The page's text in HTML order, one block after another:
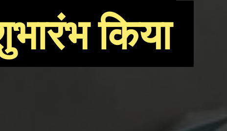
किया
किया